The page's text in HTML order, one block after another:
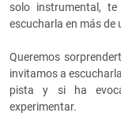
solo instrumental,
escucharla en más de
Queremos
invitamos a
pista y si ha
experimentar.